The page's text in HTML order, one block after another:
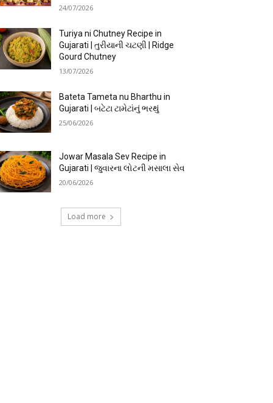
24/07/2026
Turiya ni Chutney Recipe in
Gujarati | તુરીયાની ચટણી | Ridge
Gourd Chutney
13/07/2026
Bateta Tameta nu Bharthu in
Gujarati | બટેટા ટામેટાંનું ભરથું
25/06/2026
Jowar Masala Sev Recipe in
Gujarati | જુવારના લોટની મસાલા સેવ
20/06/2026
Load more